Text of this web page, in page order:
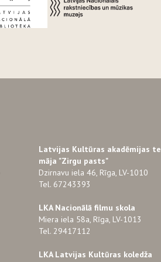
Latvijas Kultūras akadēmijas
māja "Zirgu pasts"
Dzirnavu iela 46, Rīga, LV-1010
Tel. 67243393
LKA Nacionālā filmu skola
Miera iela 58a, Rīga, LV-1013
Tel. 29417112
LKA Latvijas Kultūras koledža